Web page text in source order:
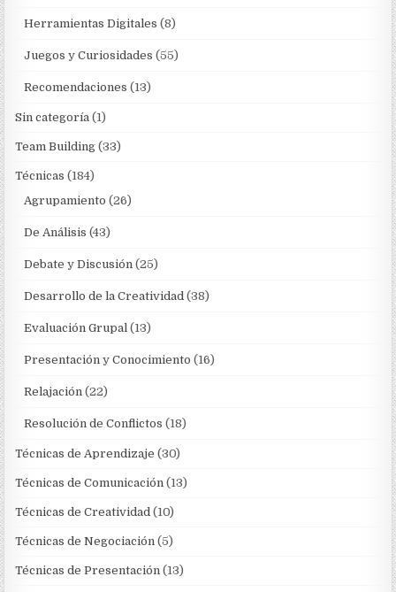
Herramientas Digitales (8)
Juegos y Curiosidades (55)
Recomendaciones (13)
Sin categoría (1)
Team Building (33)
Técnicas (184)
Agrupamiento (26)
De Análisis (43)
Debate y Discusión (25)
Desarrollo de la Creatividad (38)
Evaluación Grupal (13)
Presentación y Conocimiento (16)
Relajación (22)
Resolución de Conflictos (18)
Técnicas de Aprendizaje (30)
Técnicas de Comunicación (13)
Técnicas de Creatividad (10)
Técnicas de Negociación (5)
Técnicas de Presentación (13)